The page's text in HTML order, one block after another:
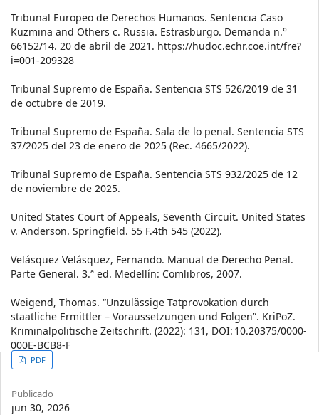
Tribunal Europeo de Derechos Humanos. Sentencia Caso
Kuzmina and Others c. Russia. Estrasburgo. Demanda n.°
66152/14. 20 de abril de 2021. https://hudoc.echr.coe.int/fre?
i=001-209328
Tribunal Supremo de España. Sentencia STS 526/2019 de 31
de octubre de 2019.
Tribunal Supremo de España. Sala de lo penal. Sentencia STS
37/2025 del 23 de enero de 2025 (Rec. 4665/2022).
Tribunal Supremo de España. Sentencia STS 932/2025 de 12
de noviembre de 2025.
United States Court of Appeals, Seventh Circuit. United States
v. Anderson. Springfield. 55 F.4th 545 (2022).
Velásquez Velásquez, Fernando. Manual de Derecho Penal.
Parte General. 3.ª ed. Medellín: Comlibros, 2007.
Weigend, Thomas. “Unzulässige Tatprovokation durch
staatliche Ermittler – Voraussetzungen und Folgen”. KriPoZ.
Kriminalpolitische Zeitschrift. (2022): 131, DOI: 10.20375/0000-
000E-BCB8-F
Article
Sidebar
PDF
Publicado
jun 30, 2026